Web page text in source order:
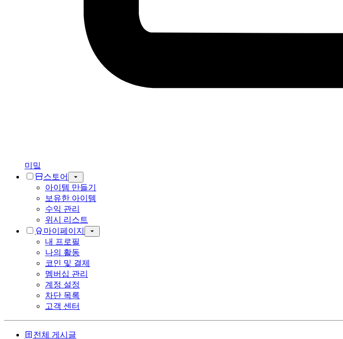
미밐
스토어
아이템 만들기
보유한 아이템
수익 관리
위시 리스트
마이페이지
내 프로필
나의 활동
코인 및 결제
멤버십 관리
계정 설정
차단 목록
고객 센터
전체 게시글